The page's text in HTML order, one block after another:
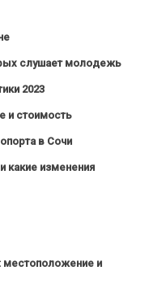
слушает молодежь
2023
и стоимость
в Сочи
какие изменения
местоположение и